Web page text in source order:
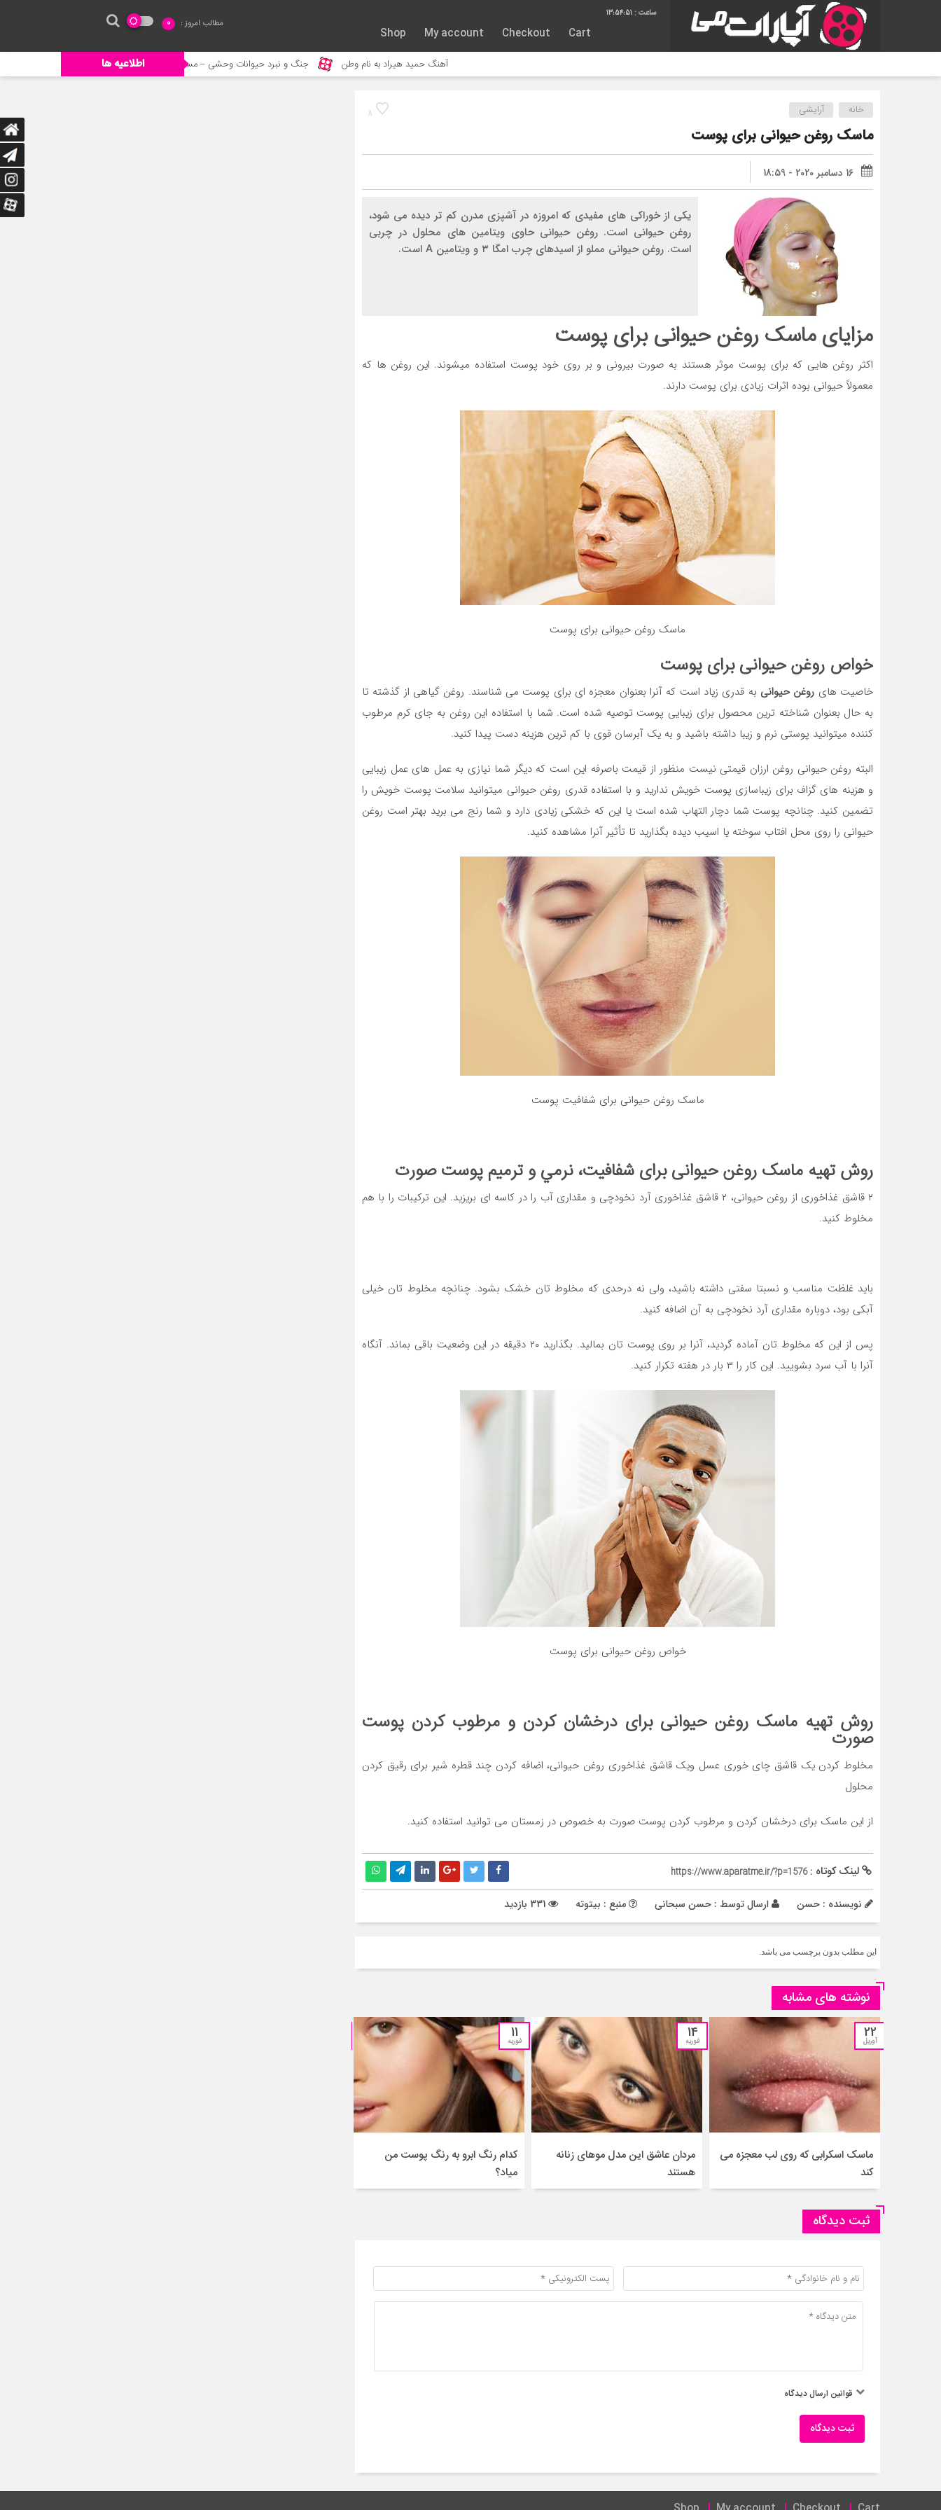
13:54:52
Cart
Checkout
My account
Shop
مطالب امروز : 0
اطلاعیه ها آهنگ حمید هیراد به نام وطن جنگ و نبرد حیوانات وحشی – مستند حیات وحش خورده شدن ادم توسط حیوانات وحشی
8 خانه آرایشی
ماسک روغن حیوانی برای پوست
16 دسامبر 2020 - 18:59
یکی از خوراکی های مفیدی که امروزه در آشپزی مدرن کم تر دیده می شود،
روغن حیوانی است. روغن حیوانی حاوی ویتامین های محلول در چربی
است. روغن حیوانی مملو از اسیدهای چرب امگا ۳ و ویتامین A است.
مزایای ماسک روغن حیوانی برای پوست
اکثر روغن هایی که برای پوست موثر هستند به صورت بیرونی و بر روی خود پوست استفاده میشوند. این روغن ها که
معمولاً حیوانی بوده اثرات زيادي برای پوست دارند.
ماسک روغن حیوانی برای پوست
خواص روغن حیوانی برای پوست
خاصیت های روغن حیوانی به قدری زیاد است که آنرا بعنوان معجزه ای برای پوست می شناسند. روغن گیاهی از گذشته تا
به حال بعنوان شناخته ترین محصول برای زیبایی پوست توصیه شده است. شما با استفاده این روغن به جای کرم مرطوب
کننده میتوانید پوستی نرم و زیبا داشته باشید و به یک آبرسان قوی با کم ترین هزینه دست پیدا کنید.
البته روغن حیوانی روغن ارزان قیمتی نیست منظور از قيمت باصرفه این است که ديگر شما نیازی به عمل های عمل زیبایی
و هزینه های گزاف برای زیباسازی پوست خویش ندارید و با استفاده قدری روغن حیوانی میتوانید سلامت پوست خویش را
تضمین کنید. چنانچه پوست شما دچار التهاب شده است یا این که خشکی زيادي دارد و شما رنج می برید بهتر است روغن
حیوانی را روی محل افتاب سوخته یا اسیب دیده بگذارید تا تأثیر آنرا مشاهده کنید.
ماسک روغن حیوانی برای شفافیت پوست
روش تهیه ماسک روغن حیوانی برای شفافیت، نرمي و ترميم پوست صورت
۲ قاشق غذاخوری از روغن حیوانی، ۲ قاشق غذاخوری آرد نخودچی و مقداری آب را در کاسه ای بریزید. این ترکیبات را با هم
مخلوط کنید.
باید غلظت مناسب و نسبتا سفتی داشته باشید، ولی نه درحدی که مخلوط تان خشک بشود. چنانچه مخلوط تان خيلي
آبکی بود، دوباره مقداری آرد نخودچی به آن اضافه کنید.
پس از این که مخلوط تان آماده گردید، آنرا بر روی پوست تان بمالید. بگذارید ۲۰ دقیقه در این وضعیت باقی بماند. آنگاه
آنرا با آب سرد بشویید. این کار را ۳ بار در هفته تکرار کنید.
خواص روغن حیوانی برای پوست
روش تهیه ماسک روغن حیوانی برای درخشان کردن و مرطوب کردن پوست
صورت
مخلوط کردن یک قاشق چای خوری عسل ویک قاشق غذاخوری روغن حیوانی، اضافه کردن چند قطره شیر برای رقیق کردن
محلول
از این ماسک برای درخشان کردن و مرطوب کردن پوست صورت به خصوص در زمستان می توانید استفاده کنید.
لینک کوتاه :https://www.aparatme.ir/?p=1576
نویسنده : حسن ارسال توسط : حسن سبحانی منبع : بیتوته
این مطلب بدون برچسب می باشد.
نوشته های مشابه
22
آوریل
ماسک اسکرابی که روی لب معجزه می
کند
14
فوریه
مردان عاشق این مدل موهای زنانه
هستند
11
فوریه
کدام رنگ ابرو به رنگ پوست من
میاد؟
ثبت دیدگاه
قوانین ارسال دیدگاه
ثبت دیدگاه